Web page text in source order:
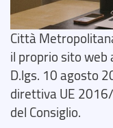
Città
il proprio sito web
D.lgs. 10 agosto
direttiva UE
del Consiglio.